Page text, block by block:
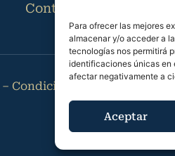
Para ofrecer las mejores
almacenar y/o acceder a
tecnologías nos permitirá
identificaciones únicas en
afectar negativamente a
Aceptar
Contacto
– Condiciones de reserva